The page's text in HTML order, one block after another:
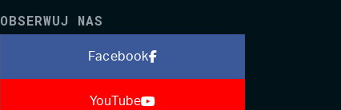
OBSERWUJ NAS
Facebook
YouTube